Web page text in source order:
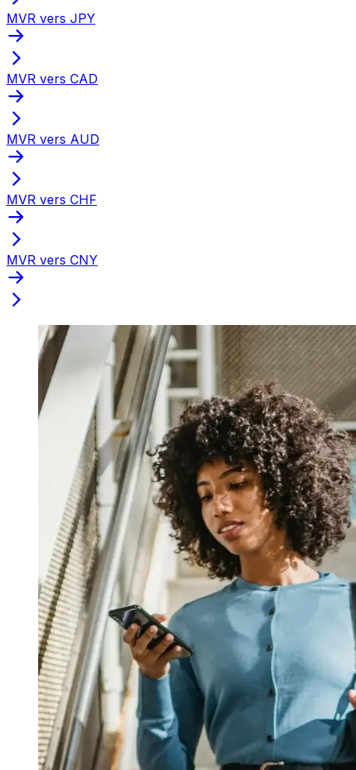
MVR vers JPY
MVR vers CAD
MVR vers AUD
MVR vers CHF
MVR vers CNY